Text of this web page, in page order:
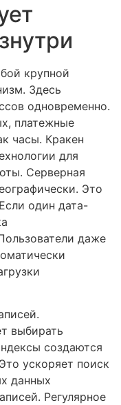
крупной
Здесь
одновременно.
платежные
часы. Кракен
для
Серверная
Это
один дата-
даже
выбирать
создаются
ускоряет поиск
данных
Регулярное